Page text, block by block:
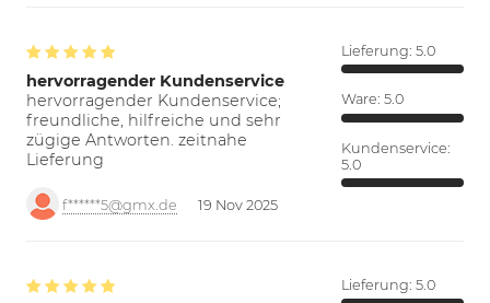
hervorragender Kundenservice
hervorragender Kundenservice;
freundliche, hilfreiche und sehr
zügige Antworten. zeitnahe
Lieferung
f******5@gmx.de 19 Nov 2025
Lieferung: 5.0
Ware: 5.0
Kundenservice:
5.0
Lieferung: 5.0